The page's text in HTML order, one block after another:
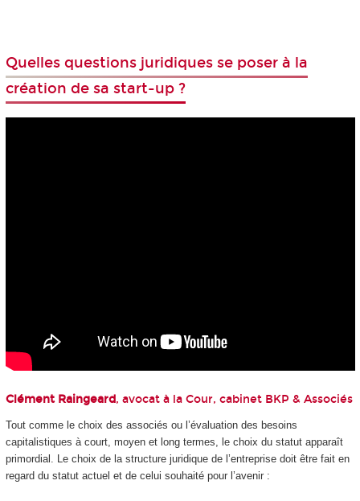
Quelles questions juridiques se poser à la
création de sa start-up ?
Clément Raingeard, avocat à la Cour, cabinet BKP & Associés
Tout comme le choix des associés ou l’évaluation des besoins
capitalistiques à court, moyen et long termes, le choix du statut apparaît
primordial. Le choix de la structure juridique de l’entreprise doit être fait en
regard du statut actuel et de celui souhaité pour l’avenir :